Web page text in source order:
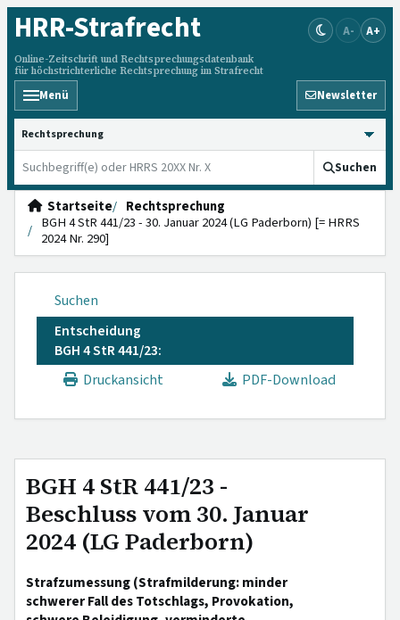
HRR-Strafrecht
Online-Zeitschrift und Rechtsprechungsdatenbank
für höchstrichterliche Rechtsprechung im Strafrecht
A- A+
Menü Newsletter
HRRS durchsuchen
Suchen
Startseite
Rechtsprechung
BGH 4 StR 441/23 - 30. Januar 2024 (LG Paderborn) [= HRRS
2024 Nr. 290]
Suchen
Entscheidung
BGH 4 StR 441/23:
Druckansicht
PDF-Download
BGH 4 StR 441/23 -
Beschluss vom 30. Januar
2024 (LG Paderborn)
Strafzumessung (Strafmilderung: minder
schwerer Fall des Totschlags, Provokation,